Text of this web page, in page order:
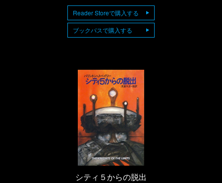
Reader Storeで購入する
ブックパスで購入する
シティ５からの脱出